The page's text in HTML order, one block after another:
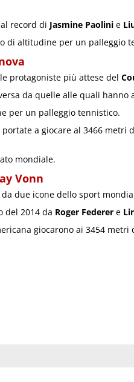
record di Jasmine Paolini e
di altitudine per un palleggio
protagoniste più attese del
da quelle alle quali hanno
per un palleggio tennistico.
portate a giocare al 3466
mondiale.
Vonn
due icone dello sport
del 2014 da Roger Federer e
giocarono ai 3454 metri